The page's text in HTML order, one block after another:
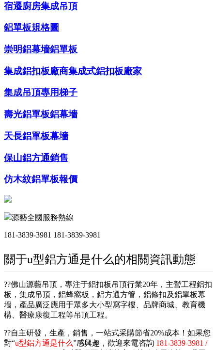
宿遷廚房集成吊頂
鋁單板規格圖
崇明鋁幕墻鋁單板
集成鋁扣板廠商集成式鋁扣板廠家
集成吊頂專用梯子
壽光鋁單板鋁幕墻
天長鋁單板幕墻
保山鋁方通銷售
仿木紋鋁單板報價
源藝全國服務熱線
181-3839-3981 181-3839-3981
關于u型鋁方通是什么的相關資訊動態
??佛山源藝吊頂，專注于鋁扣板吊頂行業20年，主營工程鋁扣
板，集成吊頂，鋁蜂窩板，鋁方通方管，鋁條扣及鋁單板幕
墻，產品廣泛應用于眾多大小型寫字樓、品牌商城、教育機
構、醫療康復工程等吊頂工程。
??自主研發，生產，銷售，一站式采購節省20%成本！如果您
對“u型鋁方通是什么”感興趣，歡迎來電咨詢 181-3839-3981 /